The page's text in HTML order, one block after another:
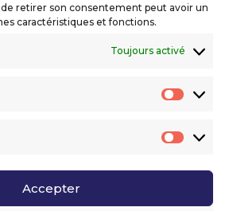
retirer son consentement peut avoir un
caractéristiques et fonctions.
Toujours activé
Accepter